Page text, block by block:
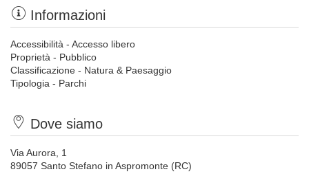
Informazioni
Accessibilità - Accesso libero
Proprietà - Pubblico
Classificazione - Natura & Paesaggio
Tipologia - Parchi
Dove siamo
Via Aurora, 1
89057 Santo Stefano in Aspromonte (RC)